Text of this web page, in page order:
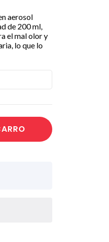
aerosol
de 200 ml,
el mal olor y
lo que lo